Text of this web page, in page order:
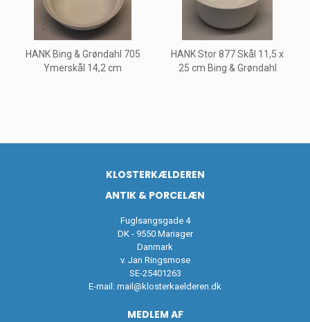
HANK Bing & Grøndahl 705
Ymerskål 14,2 cm
HANK Stor 877 Skål 11,5 x
25 cm Bing & Grøndahl
KLOSTERKÆLDEREN
ANTIK & PORCELÆN
Fuglsangsgade 4
DK - 9550 Mariager
Danmark
v. Jan Ringsmose
SE-25401263
E-mail: mail@klosterkaelderen.dk
MEDLEM AF